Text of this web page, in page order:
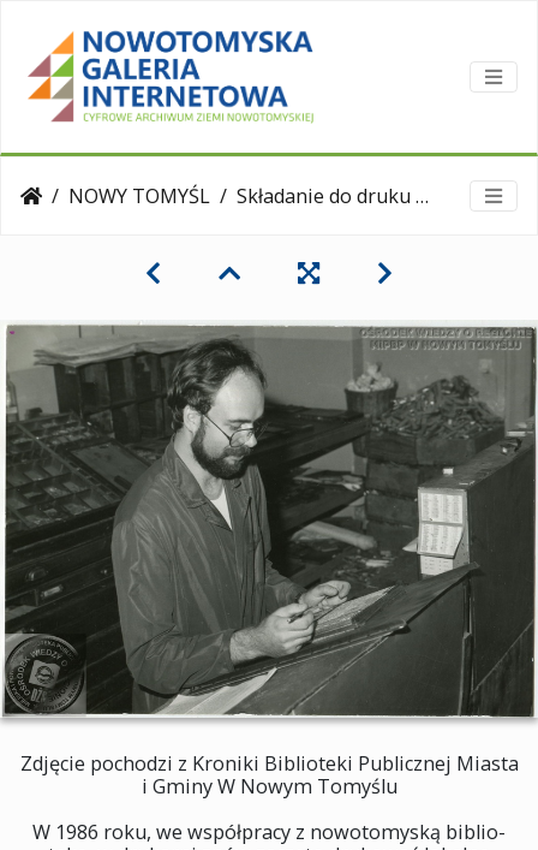
NOWY TOMYŚL Składanie do druku pierwszego numeru "Wiadomości Nowotomyskich", 22.07.1986 r.
Zdjęcie pochodzi z Kroniki Biblioteki Publicznej Miasta
i Gminy W Nowym Tomyślu
W 1986 roku, we współpracy z nowotomyską biblio-